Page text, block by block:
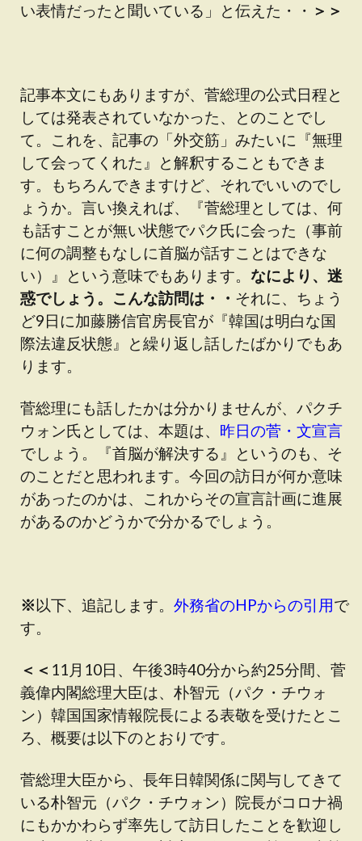
い表情だったと聞いている」と伝えた・・ ＞＞
記事本文にもありますが、菅総理の公式日程と
しては発表されていなかった、とのことでし
て。これを、記事の「外交筋」みたいに『無理
して会ってくれた』と解釈することもできま
す。もちろんできますけど、それでいいのでし
ょうか。言い換えれば、『菅総理としては、何
も話すことが無い状態でパク氏に会った（事前
に何の調整もなしに首脳が話すことはできな
い）』という意味でもあります。 なにより、迷
惑でしょう。こんな訪問は・・ それに、ちょう
ど9日に加藤勝信官房長官が『韓国は明白な国
際法違反状態』と繰り返し話したばかりでもあ
ります。
菅総理にも話したかは分かりませんが、パクチ
ウォン氏としては、本題は、 昨日の菅・文宣言
でしょう。『首脳が解決する』というのも、そ
のことだと思われます。今回の訪日が何か意味
があったのかは、これからその宣言計画に進展
があるのかどうかで分かるでしょう。
※以下、追記します。 外務省のHPからの引用で
す。
＜＜ 11月10日、午後3時40分から約25分間、菅
義偉内閣総理大臣は、朴智元（パク・チウォ
ン）韓国国家情報院長による表敬を受けたとこ
ろ、概要は以下のとおりです。
菅総理大臣から、長年日韓関係に関与してきて
いる朴智元（パク・チウォン）院長がコロナ禍
にもかかわらず率先して訪日したことを歓迎し